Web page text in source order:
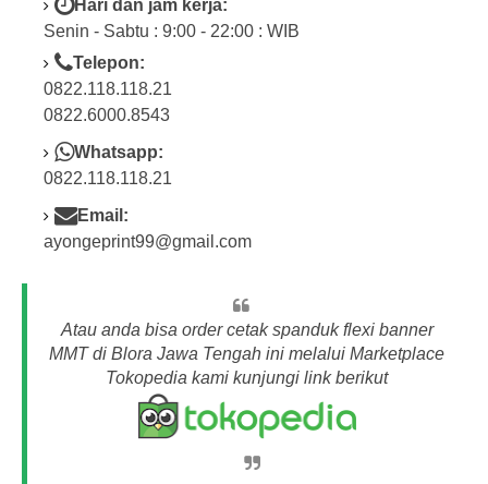
Hari dan jam kerja:
Senin - Sabtu : 9:00 - 22:00 : WIB
Telepon:
0822.118.118.21
0822.6000.8543
Whatsapp:
0822.118.118.21
Email:
ayongeprint99@gmail.com
Atau anda bisa order cetak spanduk flexi banner
MMT di Blora Jawa Tengah ini melalui Marketplace
Tokopedia kami kunjungi link berikut